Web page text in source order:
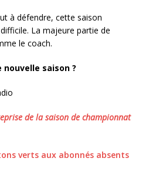
à défendre, cette saison
La majeure partie de
le coach.
saison ?
de la saison de championnat
verts aux abonnés absents